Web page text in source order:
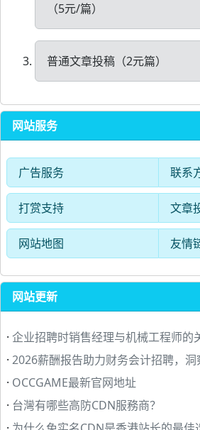
（5元/篇）
普通文章投稿（2元篇）
网站服务
广告服务 联系
打赏支持 文章
网站地图 友情
网站更新
· 企业招聘时销售经理与机械工程师的
· 2026薪酬报告助力财务会计招聘，洞
· OCCGAME最新官网地址
· 台灣有哪些高防CDN服務商？